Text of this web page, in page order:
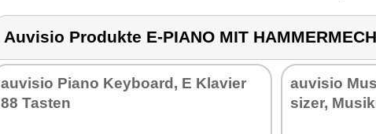
Auvisio Produkte E-PIANO MIT
au­vi­sio Pia­no Key­board, E Kla­vier
88 Tas­ten
au­vi­sio
si­zer,